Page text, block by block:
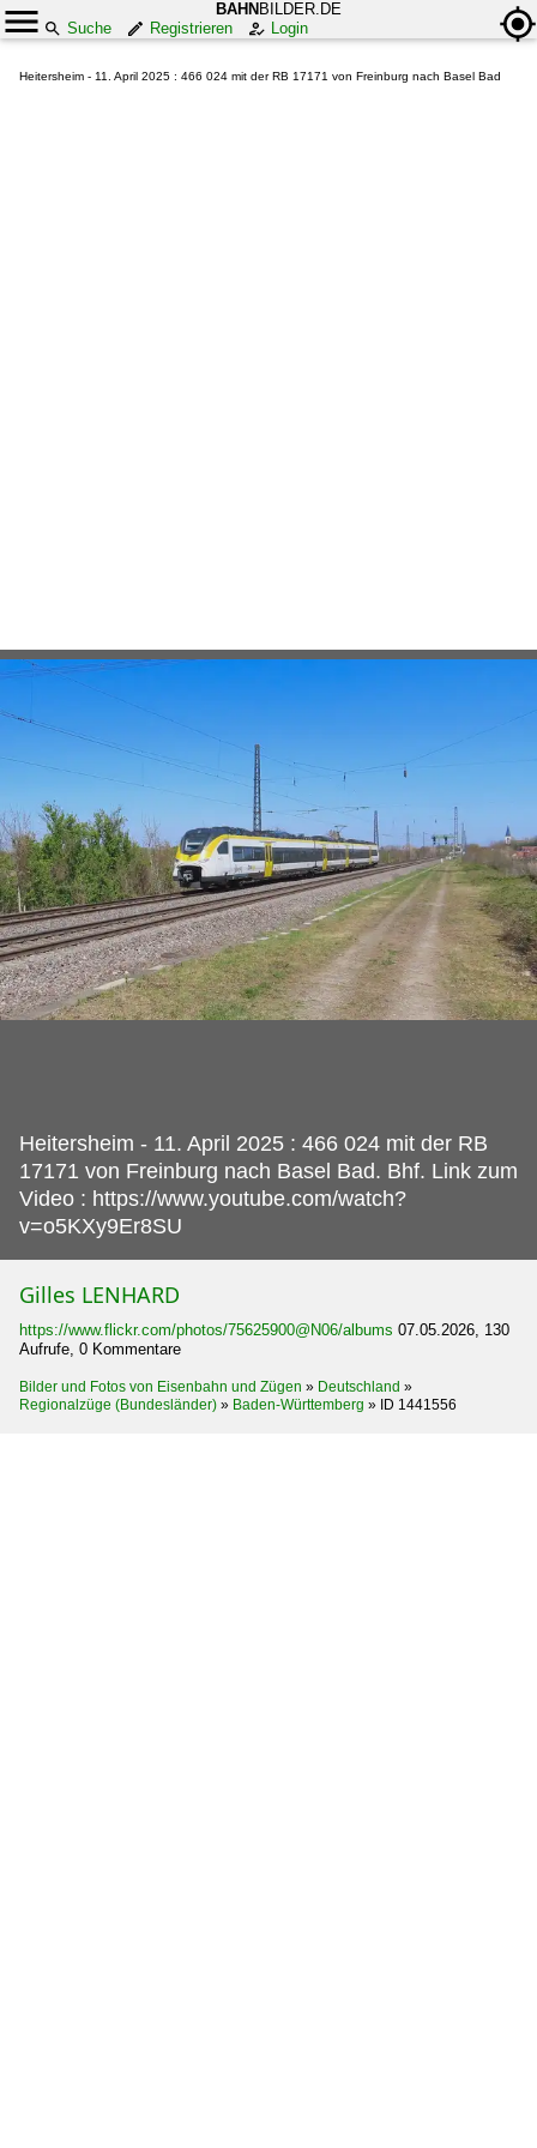
BAHN BILDER.DE
Suche
Registrieren Login
Heitersheim - 11. April 2025 : 466 024 mit der RB 17171 von Freinburg nach Basel Bad
Heitersheim - 11. April 2025 : 466 024 mit der RB
17171 von Freinburg nach Basel Bad. Bhf. Link zum
Video : https://www.youtube.com/watch?
v=o5KXy9Er8SU
Gilles LENHARD
https://www.flickr.com/photos/75625900@N06/albums 07.05.2026, 130
Aufrufe, 0 Kommentare
Bilder und Fotos von Eisenbahn und Zügen » Deutschland »
Regionalzüge (Bundesländer) » Baden-Württemberg » ID 1441556